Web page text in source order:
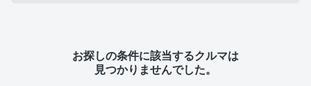
お探しの条件に該当するクルマは
見つかりませんでした。